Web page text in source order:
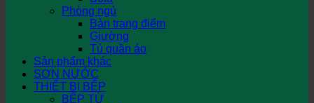
Phòng ngủ
Bàn trang điểm
Giường
Tủ quần áo
Sản phẩm khác
SƠN NƯỚC
THIẾT BỊ BẾP
BẾP TỪ